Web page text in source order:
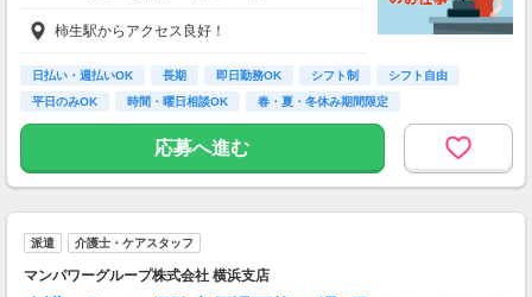
※70歳以上は日給マイナス2,370円
---
■交通誘導2級以上の資格をお持ちの方は
日給1万6,440円
※65歳以上は日給マイナス590円
※70歳以上は日給マイナス1,190円
★交通誘導2級（以上）として従事した場合
■65歳～69歳迄では他の年代と同じ現場でも
安全面・体力面の考慮により比較的低負荷の業
柿生駅からアクセス良好！
日払い・週払いOK 長期 即日勤務OK シフト制
シフト自由
平日のみOK
時間・曜日相談OK
春・夏・冬休み期間限定
副業・ＷワークOK
応募へ進む
派遣 介護士・ケアスタッフ
マンパワーグループ株式会社 横浜支店